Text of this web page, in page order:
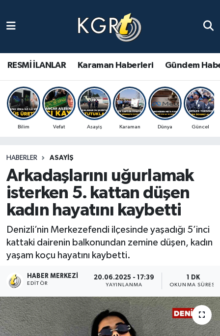
RESMİ İLANLAR Karaman Haberleri Gündem
Bilim Vefat Asayiş Karaman Dünya Güncel
HABERLER ASAYIŞ
Arkadaşlarını uğurlamak
isterken 5. kattan düşen
kadın hayatını kaybetti
Denizli’nin Merkezefendi ilçesinde yaşadığı 5’inci
kattaki dairenin balkonundan zemine düşen, kadın
yaşam koçu hayatını kaybetti.
HABER MERKEZI
EDITÖR
20.06.2025 - 17:39
YAYINLANMA
1 DK
OKUNMA SÜRESI
Gündem Haberleri
Güncel Haberler
Spor Haberleri
Ulusal Haberler
Vefat Edenler